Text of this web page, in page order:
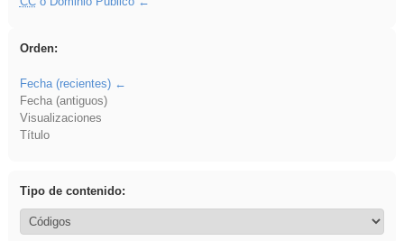
Orden:
Fecha (recientes)
Fecha (antiguos)
Visualizaciones
Título
Tipo de contenido: